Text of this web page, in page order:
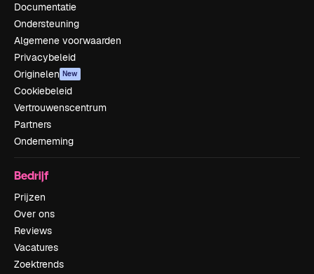
Documentatie
Ondersteuning
Algemene voorwaarden
Privacybeleid
Originelen New
Cookiebeleid
Vertrouwenscentrum
Partners
Onderneming
Bedrijf
Prijzen
Over ons
Reviews
Vacatures
Zoektrends